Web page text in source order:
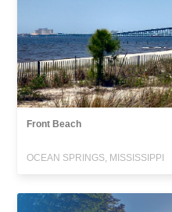
Front Beach
OCEAN SPRINGS, MISSISSIPPI